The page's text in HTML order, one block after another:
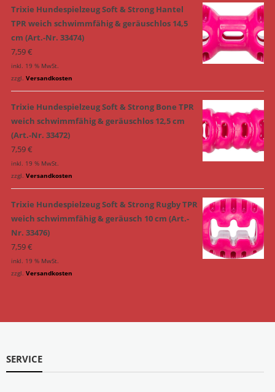
Trixie Hundespielzeug Soft & Strong Hantel
TPR weich schwimmfähig & geräuschlos 14,5
cm (Art.-Nr. 33474)
7,59€
inkl. 19 % MwSt.
zzgl. Versandkosten
Trixie Hundespielzeug Soft & Strong Bone TPR
weich schwimmfähig & geräuschlos 12,5 cm
(Art.-Nr. 33472)
7,59€
inkl. 19 % MwSt.
zzgl. Versandkosten
Trixie Hundespielzeug Soft & Strong Rugby TPR
weich schwimmfähig & geräusch 10 cm (Art.-
Nr. 33476)
7,59€
inkl. 19 % MwSt.
zzgl. Versandkosten
SERVICE